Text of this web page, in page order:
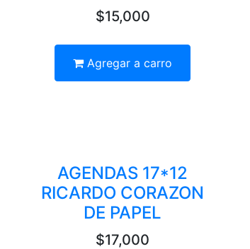
$15,000
Agregar a carro
AGENDAS 17*12
RICARDO CORAZON
DE PAPEL
$17,000